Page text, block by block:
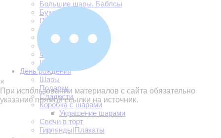
Большие шары. Баблсы
Букет невесты
Президиум
Украшение зала
Украшение машины
Украшение шарами
Фотозоны
Шары
День рождения
Шары
Подарки
Сладости
Коробка с шарами
Украшение шарами
Свечи в торт
Гирлянды|Плакаты
×
При использовании материалов с сайта обязательно
указание прямой ссылки на источник.